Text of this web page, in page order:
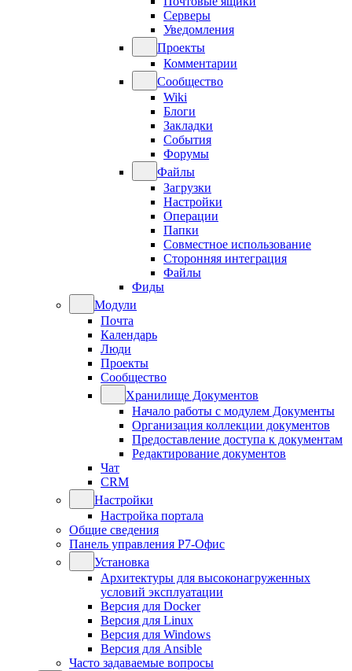
Серверы
Уведомления
Проекты
Комментарии
Сообщество
Wiki
Блоги
Закладки
События
Форумы
Файлы
Загрузки
Настройки
Операции
Папки
Совместное использование
Сторонняя интеграция
Файлы
Фиды
Модули
Почта
Календарь
Люди
Проекты
Сообщество
Хранилище Документов
Начало работы с модулем Документы
Организация коллекции документов
Предоставление доступа к документам
Редактирование документов
Чат
CRM
Настройки
Настройка портала
Общие сведения
Панель управления Р7-Офис
Установка
Архитектуры для высоконагруженных
условий эксплуатации
Версия для Docker
Версия для Linux
Версия для Windows
Версия для Ansible
Часто задаваемые вопросы